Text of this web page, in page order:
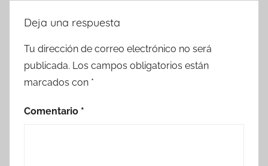
Deja una respuesta
Tu dirección de correo electrónico no será
publicada. Los campos obligatorios están
marcados con *
Comentario *